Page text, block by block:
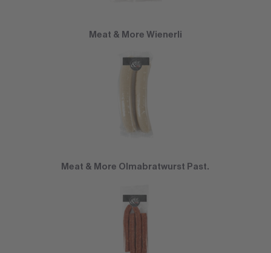
Meat & More Wienerli
Meat & More Olmabratwurst Past.